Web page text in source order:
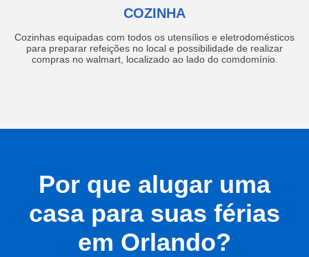
COZINHA
Cozinhas equipadas com todos os utensílios e eletrodomésticos
para preparar refeições no local e possibilidade de realizar
compras no walmart, localizado ao lado do comdomínio.
Por que alugar uma
casa para suas férias
em Orlando?